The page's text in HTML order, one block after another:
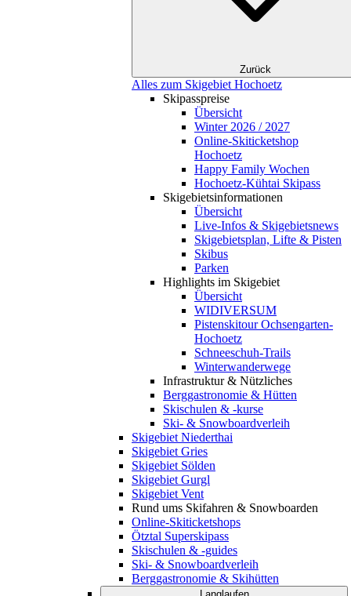
Zurück
Alles zum Skigebiet Hochoetz
Skipasspreise
Übersicht
Winter 2026 / 2027
Online-Skiticketshop
Hochoetz
Happy Family Wochen
Hochoetz-Kühtai Skipass
Skigebietsinformationen
Übersicht
Live-Infos & Skigebietsnews
Skigebietsplan, Lifte & Pisten
Skibus
Parken
Highlights im Skigebiet
Übersicht
WIDIVERSUM
Pistenskitour Ochsengarten-
Hochoetz
Schneeschuh-Trails
Winterwanderwege
Infrastruktur & Nützliches
Berggastronomie & Hütten
Skischulen & -kurse
Ski- & Snowboardverleih
Skigebiet Niederthai
Skigebiet Gries
Skigebiet Sölden
Skigebiet Gurgl
Skigebiet Vent
Rund ums Skifahren & Snowboarden
Online-Skiticketshops
Ötztal Superskipass
Skischulen & -guides
Ski- & Snowboardverleih
Berggastronomie & Skihütten